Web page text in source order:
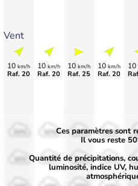
Vent
10 km/h
Raf. 20
10 km/h
Raf. 20
10 km/h
Raf. 25
10 km/h
Raf. 20
10
50%
30%
50%
30%
50%
30%
Ces paramètres sont
Il vous reste
Quantité de précipitations,
luminosité, indice UV,